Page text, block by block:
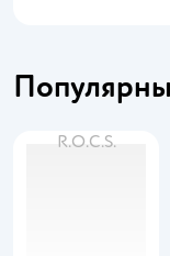
R.O.C.S.